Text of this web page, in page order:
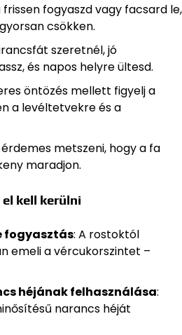
frissen fogyaszd vagy facsard le,
csökken.
szeretnél, jó
és napos helyre ültesd.
öntözés mellett figyelj a
a levéltetvekre és a
érdemes metszeni, hogy a fa
maradjon.
kell kerülni
fogyasztás: A rostoktól
emeli a vércukorszintet –
héjának felhasználása:
narancs héját